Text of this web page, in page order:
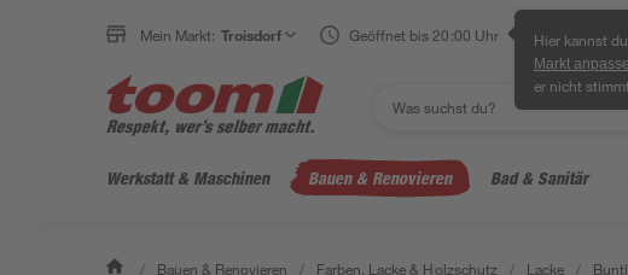
Mein Markt: Troisdorf Geöffnet bis 20:00 Uhr Hier kannst
Markt
er nicht stimmt.
Werkstatt & Maschinen Bauen & Renovieren Bad & Sanitär
/ Bauen & Renovieren / Farben, Lacke & Holzschutz / Lacke /